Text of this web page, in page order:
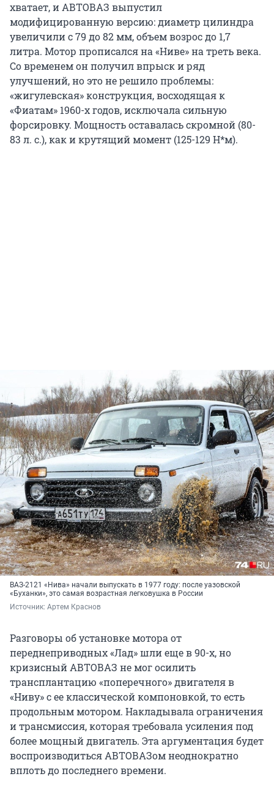
хватает, и АВТОВАЗ выпустил
модифицированную версию: диаметр цилиндра
увеличили с 79 до 82 мм, объем возрос до 1,7
литра. Мотор прописался на «Ниве» на треть века.
Со временем он получил впрыск и ряд
улучшений, но это не решило проблемы:
«жигулевская» конструкция, восходящая к
«Фиатам» 1960-х годов, исключала сильную
форсировку. Мощность оставалась скромной (80-
83 л. с.), как и крутящий момент (125-129 Н*м).
ВАЗ-2121 «Нива» начали выпускать в 1977 году: после уазовской
«Буханки», это самая возрастная легковушка в России
Источник: Артем Краснов
Разговоры об установке мотора от
переднеприводных «Лад» шли еще в 90-х, но
кризисный АВТОВАЗ не мог осилить
трансплантацию «поперечного» двигателя в
«Ниву» с ее классической компоновкой, то есть
продольным мотором. Накладывала ограничения
и трансмиссия, которая требовала усиления под
более мощный двигатель. Эта аргументация будет
воспроизводиться АВТОВАЗом неоднократно
вплоть до последнего времени.